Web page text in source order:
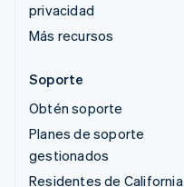
privacidad
Más recursos
Soporte
Obtén soporte
Planes de soporte
gestionados
Residentes de California